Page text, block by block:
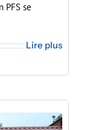
PFS se
Lire plus